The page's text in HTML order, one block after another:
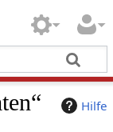
Hilfe